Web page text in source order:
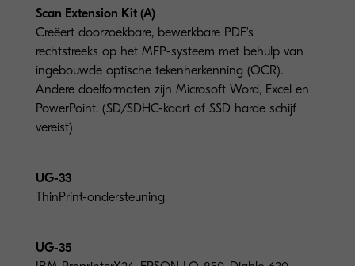
Scan Extension Kit (A)
Creëert doorzoekbare, bewerkbare PDF's
rechtstreeks op het MFP-systeem met behulp van
ingebouwde optische tekenherkenning (OCR).
Andere doelformaten zijn Microsoft Word, Excel en
PowerPoint. (SD/SDHC-kaart of SSD harde schijf
vereist)
UG-33
ThinPrint-ondersteuning
UG-35